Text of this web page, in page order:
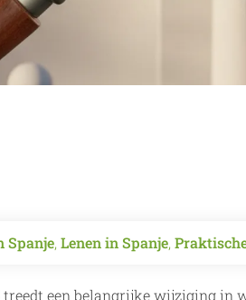
Spanje, Lenen in Spanje,
treedt een belangrijke wijziging in